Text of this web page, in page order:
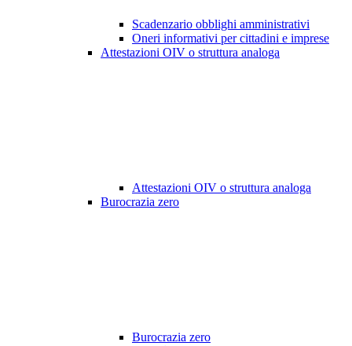
Scadenzario obblighi amministrativi
Oneri informativi per cittadini e imprese
Attestazioni OIV o struttura analoga
Attestazioni OIV o struttura analoga
Burocrazia zero
Burocrazia zero